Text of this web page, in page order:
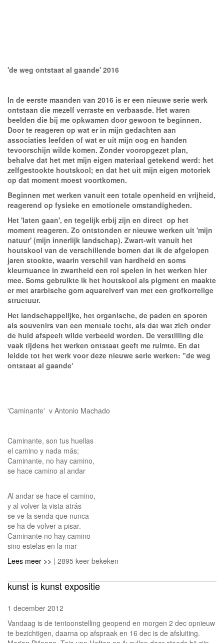
'de weg ontstaat al gaande' 2016
In de eerste maanden van 2016 is er een nieuwe serie werk
ontstaan die mezelf verraste en verbaasde. Het waren
beelden die bij me opkwamen door gewoon te beginnen.
Door te reageren op wat er in mijn gedachten aan
associaties leefden of wat er uit mijn oog en handen
tevoorschijn wilde komen. Zonder vooropgezet plan,
behalve dat het met mijn eigen materiaal getekend werd: het
zelfgestookte houtskool; en dat het uit mijn eigen motoriek
op dat moment moest voortkomen.
Beginnen met werken vanuit een totale openheid en vrijheid,
reagerend op fysieke en emotionele omstandigheden.
Het 'laten gaan', en tegelijk erbij zijn en direct op het
moment reageren. Zo ontstonden er nieuwe werken uit 'mijn
natuur' (mijn innerlijk landschap). Zwart-wit vanuit het
houtskool van de verschillende bomen dat ik de afgelopen
jaren stookte, waarin verschil van hardheid en soms
kleurnuance in zwartheid een rol spelen in het werken hier
mee. Soms gebruikte ik het houtskool als pigment en maakte
er met ararbische gom aquarelverf van met een grofkorrelige
structuur.
Het landschappelijke, het organische, de paden en sporen
als souvenirs van een mentale tocht, als dat wat zich onder
de huid afspeelt wilde verbeeld worden. De verstilling die
vaak tijdens het werken ontstaat geeft me ruimte. En dat
leidde tot het werk voor deze nieuwe serie werken: "de weg
ontstaat al gaande'
'Caminante' v Antonio Machado
Caminante, son tus huellas
el camino y nada más;
Caminante, no hay camino,
se hace camino al andar
Al andar se hace el camino,
y al volver la vista atrás
se ve la senda que nunca
se ha de volver a pisar.
Caminante no hay camino
sino estelas en la mar
Lees meer >> | 2895 keer bekeken
kunst is kunst expositie
1 december 2012
Vandaag is de tentoonstelling geopend en morgen 2 dec opnieuw
te bezichtigen, daarna op afspraak en 16 dec is de afsluiting.